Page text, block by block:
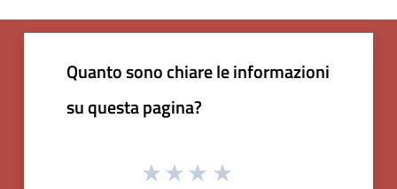
Quanto sono chiare le informazioni
su questa pagina?